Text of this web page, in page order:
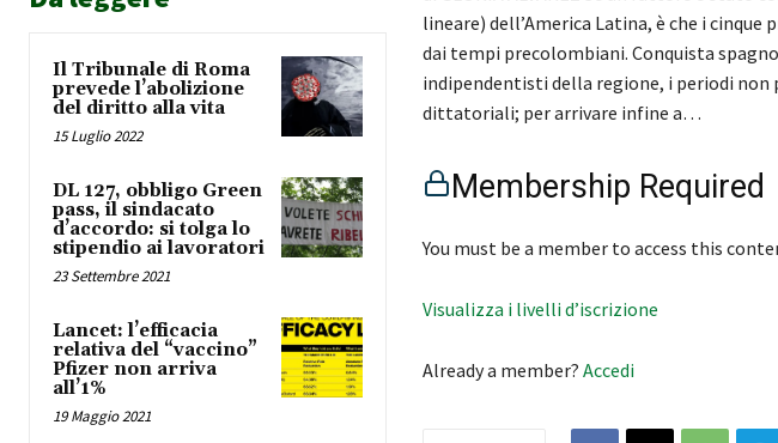
Il Tribunale di Roma
prevede l’abolizione
del diritto alla vita
15 Luglio 2022
DL 127, obbligo Green
pass, il sindacato
d’accordo: si tolga lo
stipendio ai lavoratori
23 Settembre 2021
Lancet: l’efficacia
relativa del “vaccino”
Pfizer non arriva
all’1%
19 Maggio 2021
lineare) dell’America Latina, è che i
dai tempi precolombiani. Conquista
indipendentisti della regione, i periodi non
dittatoriali; per arrivare infine a…
Membership Required
You must be a member to access this
Visualizza i livelli d’iscrizione
Already a member? Accedi